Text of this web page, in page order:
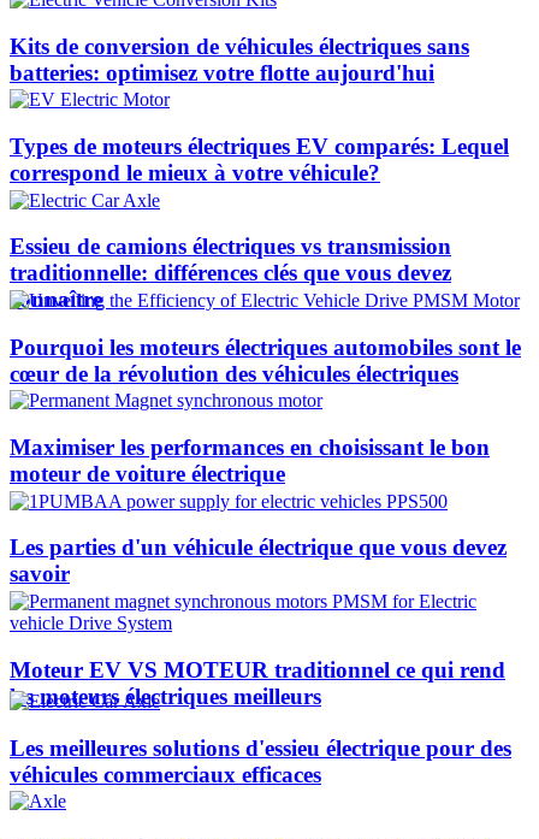
Kits de conversion de véhicules électriques sans
batteries: optimisez votre flotte aujourd'hui
Types de moteurs électriques EV comparés: Lequel
correspond le mieux à votre véhicule?
Essieu de camions électriques vs transmission
traditionnelle: différences clés que vous devez
connaître
Pourquoi les moteurs électriques automobiles sont le
cœur de la révolution des véhicules électriques
Maximiser les performances en choisissant le bon
moteur de voiture électrique
Les parties d'un véhicule électrique que vous devez
savoir
Moteur EV VS MOTEUR traditionnel ce qui rend
les moteurs électriques meilleurs
Les meilleures solutions d'essieu électrique pour des
véhicules commerciaux efficaces